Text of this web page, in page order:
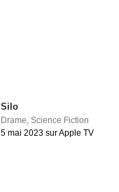
Silo
Drame ,Science Fiction
5 mai 2023 sur Apple TV